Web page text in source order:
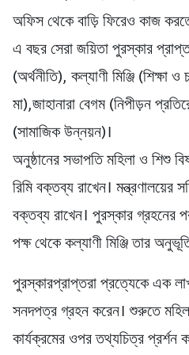
অফিস থেকে বাড়ি ফিরেও কাজ
এ বছর সেরা জয়িতা পুরস্কার
(অর্থনীতি), কল্যাণী মিঞ্জি (শিক্ষা
মা),জাহানারা বেগম (নিপীড়ন
(সামাজিক উন্নয়ন)।
অনুষ্ঠানের সভাপতি মহিলা ও শিশু
রিমি বক্তব্য রাখেন। মন্ত্রণালয়ের
বক্তব্য রাখেন। পুরস্কার গ্রহনের
পক্ষ থেকে কল্যাণী মিঞ্জি তার
পুরস্কারপ্রাপ্তরা প্রত্যেকে এক
সনদপত্র গ্রহন করেন। শুরুতে
কার্যক্রমের ওপর তথ্যচিত্র প্রর্শন